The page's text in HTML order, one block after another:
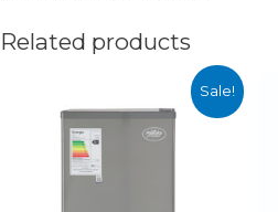
Related products
Sale!